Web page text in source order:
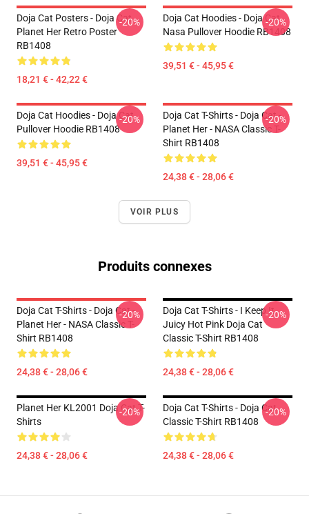
Doja Cat Posters - Doja Cat
Planet Her Retro Poster
RB1408
18,21 € - 42,22 €
-20%
Doja Cat Hoodies - Doja Cat
Nasa Pullover Hoodie RB1408
39,51 € - 45,95 €
-20%
Doja Cat Hoodies - Doja Cat
Pullover Hoodie RB1408
39,51 € - 45,95 €
-20%
Doja Cat T-Shirts - Doja Cat -
Planet Her - NASA Classic T-
Shirt RB1408
24,38 € - 28,06 €
-20%
VOIR PLUS
Produits connexes
Doja Cat T-Shirts - Doja Cat -
Planet Her - NASA Classic T-
Shirt RB1408
24,38 € - 28,06 €
-20%
Doja Cat T-Shirts - I Keep It
Juicy Hot Pink Doja Cat
Classic T-Shirt RB1408
24,38 € - 28,06 €
-20%
Planet Her KL2001 Doja Cat T-
Shirts
24,38 € - 28,06 €
-20%
Doja Cat T-Shirts - Doja Cat
Classic T-Shirt RB1408
24,38 € - 28,06 €
-20%